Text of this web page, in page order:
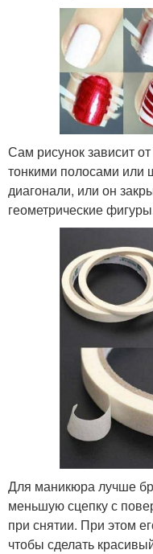
Сам рисунок зависит
тонкими полосами или
диагонали, или он
геометрические
Для маникюра лучше
меньшую сцепку с
при снятии. При этом
чтобы сделать